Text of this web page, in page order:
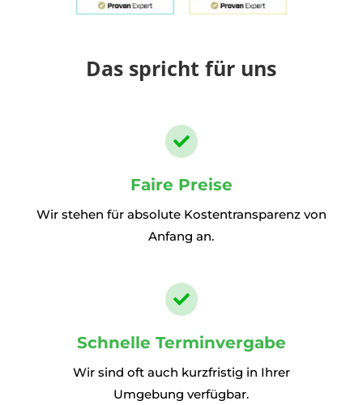
Das spricht für uns

Faire Preise
Wir stehen für absolute Kostentransparenz von
Anfang an.

Schnelle Terminvergabe
Wir sind oft auch kurzfristig in Ihrer
Umgebung verfügbar.